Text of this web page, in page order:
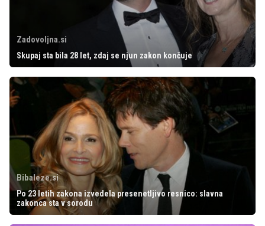
Zadovoljna.si
Skupaj sta bila 28 let, zdaj se njun zakon končuje
Bibaleze.si
Po 23 letih zakona izvedela presenetljivo resnico: slavna
zakonca sta v sorodu